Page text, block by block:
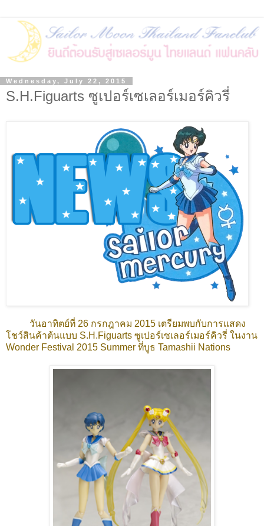
Wednesday, July 22, 2015
S.H.Figuarts ซูเปอร์เซเลอร์เมอร์คิวรี่
วันอาทิตย์ที่ 26 กรกฎาคม 2015 เตรียมพบกับการแสดง
โชว์สินค้าต้นแบบ S.H.Figuarts ซูเปอร์เซเลอร์เมอร์คิวรี่ ในงาน
Wonder Festival 2015 Summer ที่บูธ Tamashii Nations